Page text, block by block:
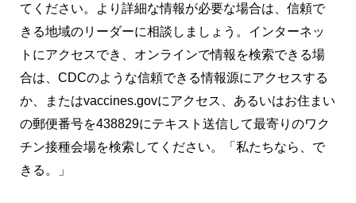
てください。より詳細な情報が必要な場合は、信頼で
きる地域のリーダーに相談しましょう。インターネッ
トにアクセスでき、オンラインで情報を検索できる場
合は、CDCのような信頼できる情報源にアクセスする
か、またはvaccines.govにアクセス、あるいはお住まい
の郵便番号を438829にテキスト送信して最寄りのワク
チン接種会場を検索してください。「私たちなら、で
きる。」